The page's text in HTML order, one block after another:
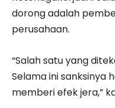
dorong adalah
perusahaan.
“Salah satu yang
Selama ini sanksinya
memberi efek jera,”